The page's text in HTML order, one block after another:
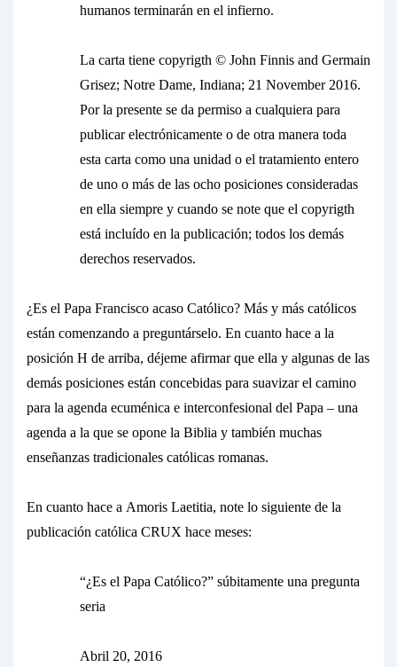
humanos terminarán en el infierno.
La carta tiene copyrigth © John Finnis and Germain
Grisez; Notre Dame, Indiana; 21 November 2016.
Por la presente se da permiso a cualquiera para
publicar electrónicamente o de otra manera toda
esta carta como una unidad o el tratamiento entero
de uno o más de las ocho posiciones consideradas
en ella siempre y cuando se note que el copyrigth
está incluído en la publicación; todos los demás
derechos reservados.
¿Es el Papa Francisco acaso Católico? Más y más católicos
están comenzando a preguntárselo. En cuanto hace a la
posición H de arriba, déjeme afirmar que ella y algunas de las
demás posiciones están concebidas para suavizar el camino
para la agenda ecuménica e interconfesional del Papa – una
agenda a la que se opone la Biblia y también muchas
enseñanzas tradicionales católicas romanas.
En cuanto hace a Amoris Laetitia, note lo siguiente de la
publicación católica CRUX hace meses:
“¿Es el Papa Católico?” súbitamente una pregunta
seria
Abril 20, 2016